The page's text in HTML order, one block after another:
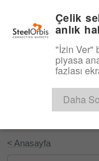
< Anasayfa
Çelik
anlık
"İzin Ver"
piyasa
fazlası
Daha